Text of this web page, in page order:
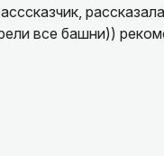
все башни))